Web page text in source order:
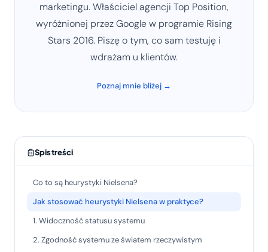
marketingu. Właściciel agencji Top Position,
wyróżnionej przez Google w programie Rising
Stars 2016. Piszę o tym, co sam testuję i
wdrażam u klientów.
Poznaj mnie bliżej →
Spis treści
Co to są heurystyki Nielsena?
Jak stosować heurystyki Nielsena w praktyce?
1. Widoczność statusu systemu
2. Zgodność systemu ze światem rzeczywistym